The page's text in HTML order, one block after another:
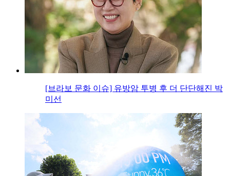
[브라보 문화 이슈] 유방암 투병 후 더 단단해진 박
미선